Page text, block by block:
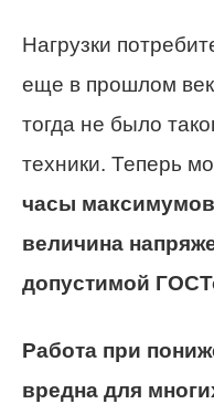
Нагрузки
еще в прошлом
тогда не было
техники. Теперь
часы максимумов
величина
допустимой
Работа при
вредна для